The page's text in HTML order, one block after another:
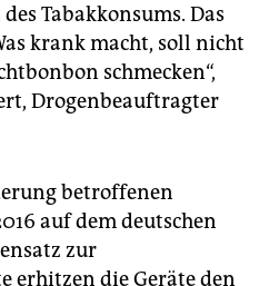
Tabakkonsums. Das
krank macht, soll nicht
schmecken“,
Drogenbeauftragter
betroffenen
auf dem deutschen
zur
erhitzen die Geräte den